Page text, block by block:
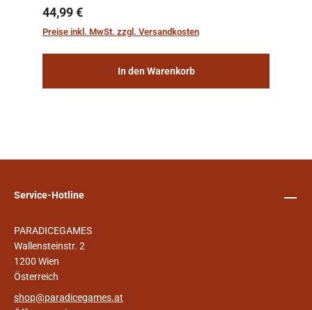
sichern, wurden die sogenannten
„Weltenschiffe“ gebaut. Auf diesen
Regulärer Preis:
44,99 €
Preise inkl. MwSt. zzgl. Versandkosten
In den Warenkorb
Service-Hotline
PARADICEGAMES
Wallensteinstr. 2
1200 Wien
Österreich
shop@paradicegames.at